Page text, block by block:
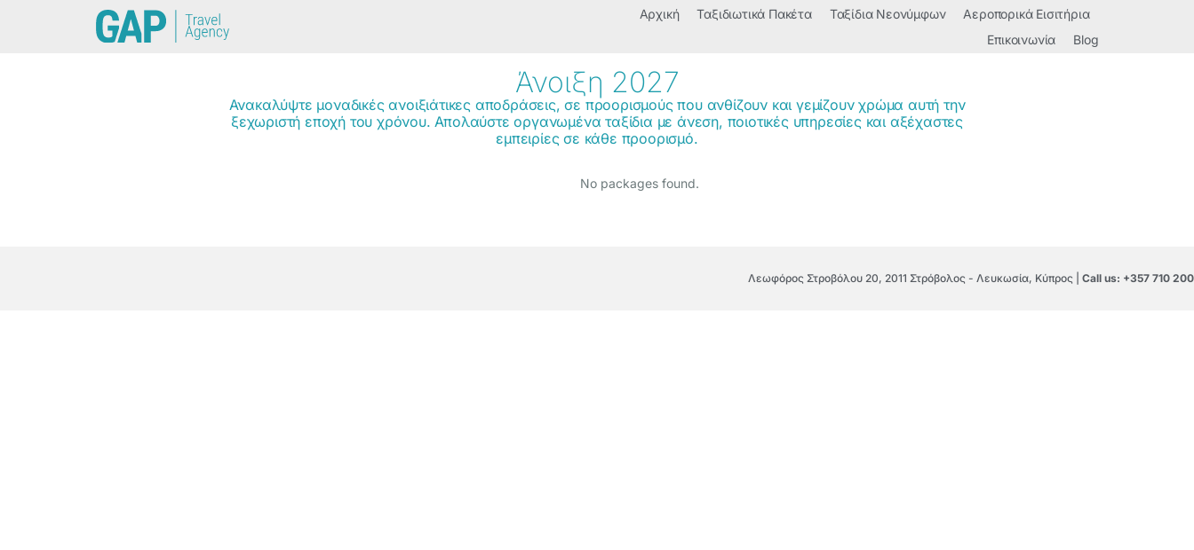
Αρχική Ταξιδιωτικά Πακέτα Ταξίδια Νεονύμφων
Αεροπορικά Εισιτήρια
Επικοινωνία
Blog
Άνοιξη 2027
Ανακαλύψτε μοναδικές ανοιξιάτικες αποδράσεις, σε προορισμούς που ανθίζουν και γεμίζουν χρώμα αυτή την
ξεχωριστή εποχή του χρόνου. Απολαύστε οργανωμένα ταξίδια με άνεση, ποιοτικές υπηρεσίες και αξέχαστες
εμπειρίες σε κάθε προορισμό.
No packages found.
Λεωφόρος Στροβόλου 20, 2011 Στρόβολος - Λευκωσία, Κύπρος | Call us: +357 710 200